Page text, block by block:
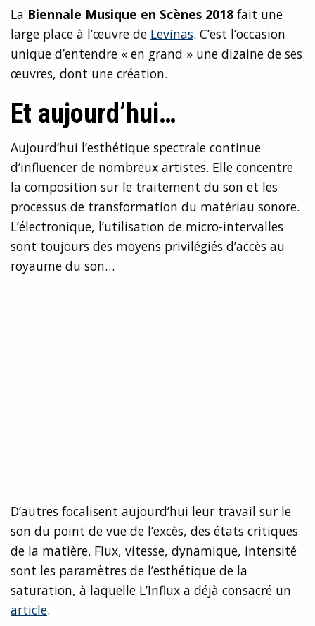
La Biennale Musique en Scènes 2018 fait une
large place à l’œuvre de Levinas. C’est l’occasion
unique d’entendre « en grand » une dizaine de ses
œuvres, dont une création.
Et aujourd’hui…
Aujourd’hui l’esthétique spectrale continue
d’influencer de nombreux artistes. Elle concentre
la composition sur le traitement du son et les
processus de transformation du matériau sonore.
L’électronique, l’utilisation de micro-intervalles
sont toujours des moyens privilégiés d’accès au
royaume du son…
D’autres focalisent aujourd’hui leur travail sur le
son du point de vue de l’excès, des états critiques
de la matière. Flux, vitesse, dynamique, intensité
sont les paramètres de l’esthétique de la
saturation, à laquelle L’Influx a déjà consacré un
article.